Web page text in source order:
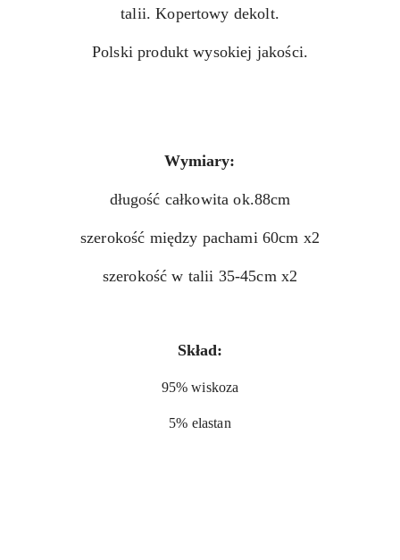
talii. Kopertowy dekolt.
Polski produkt wysokiej jakości.
Wymiary:
długość całkowita ok.88cm
szerokość między pachami 60cm x2
szerokość w talii 35-45cm x2
Skład:
95% wiskoza
5% elastan